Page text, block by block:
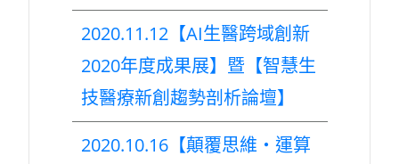
2020.11.12【AI生醫跨域創新
2020年度成果展】暨【智慧生
技醫療新創趨勢剖析論壇】
2020.10.16【顛覆思維‧運算